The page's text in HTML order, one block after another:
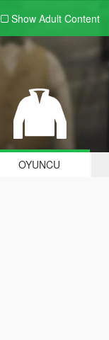
Show Adult Content
OYUNCU